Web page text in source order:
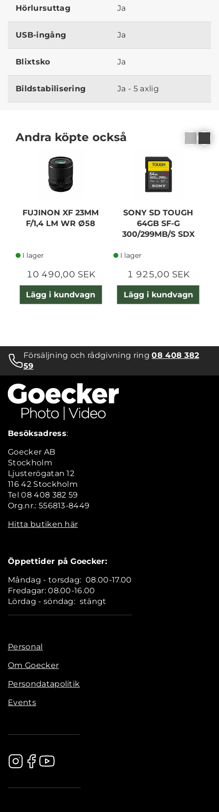
Hörlursuttag Ja
USB-ingång Ja
Blixtsko Ja
Bildstabilisering Ja - 5 axlig
Andra köpte också
FUJINON XF 23MM
F/1,4 LM WR Ø58
I lager
10 490,00 SEK
Lägg i kundvagn
SONY SD TOUGH
64GB SF-G
300/299MB/S SDX
I lager
1 925,00 SEK
Lägg i kundvagn
Försäljning och rådgivning ring08 408 382
59
Besöksadress:
Goecker AB
Stockholm
Ljusterögatan 12
116 42 Stockholm
Tel 08 408 382 59
Org.nr.: 556813-8449
Hitta butiken här
Öppettider på Goecker:
Måndag - torsdag: 08.00-17.00
Fredagar: 08.00-16.00
Lördag - söndag: stängt
Personal
Om Goecker
Persondatapolitik
Events